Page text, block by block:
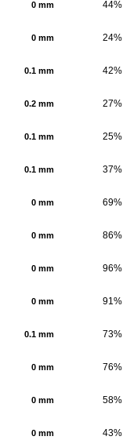
0 mm 44%
0 mm 24%
0.1 mm 42%
0.2 mm 27%
0.1 mm 25%
0.1 mm 37%
0 mm 69%
0 mm 86%
0 mm 96%
0 mm 91%
0.1 mm 73%
0 mm 76%
0 mm 58%
0 mm 43%